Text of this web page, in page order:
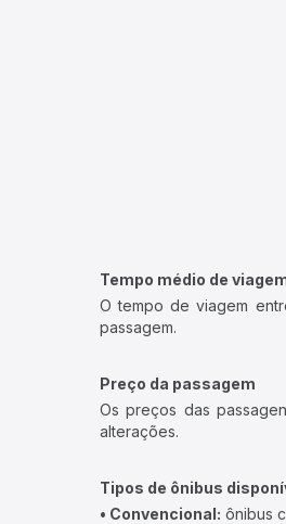
Tempo médio de
O tempo de viagem
passagem.
Preço da passagem
Os preços das
alterações.
Tipos de ônibus
• Convencional: ônibus